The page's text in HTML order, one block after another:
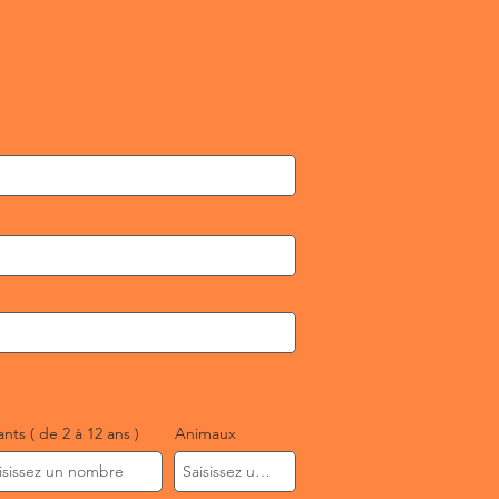
( de 2 à 12 ans ) Animaux